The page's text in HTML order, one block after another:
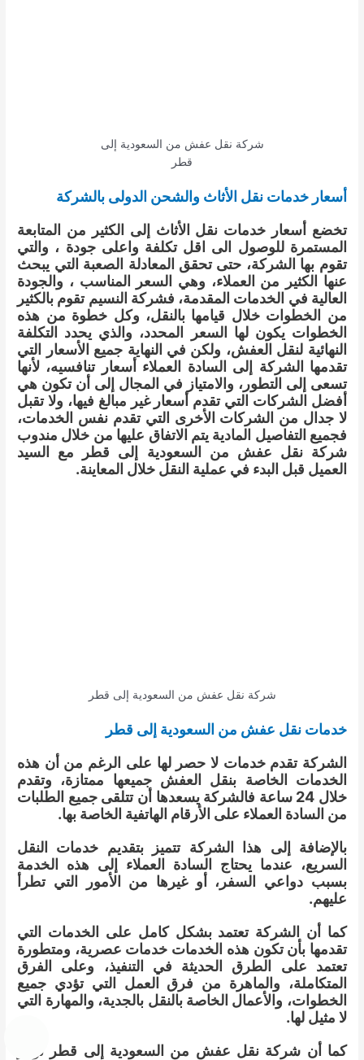
شركة نقل عفش من السعودية إلى
قطر
أسعار خدمات نقل الأثاث والشحن الدولى بالشركة
تخضع أسعار خدمات نقل الأثاث إلى الكثير من المتابعة
المستمرة للوصول الى اقل تكلفة واعلى جودة ، والتي
تقوم بها الشركة، حتى تحقق المعادلة الصعبة التي يبحث
عنها الكثير من العملاء، وهي السعر المناسب ، والجودة
العالية في الخدمات المقدمة، فشركة النسيم تقوم بالكثير
من الخطوات خلال قيامها بالنقل، وكل خطوة من هذه
الخطوات يكون لها السعر المحدد، والذي يحدد التكلفة
النهائية لنقل العفش، ولكن في النهاية جميع الأسعار التي
تقدمها الشركة إلى السادة العملاء أسعار تنافسيه، لأنها
تسعى إلى التطور، والامتياز في المجال إلى أن تكون هي
أفضل الشركات التي تقدم أسعار غير مبالغ فيها، ولا تقبل
لا جدال من الشركات الأخرى التي تقدم نفس الخدمات،
فجميع التفاصيل المادية يتم الاتفاق عليها من خلال مندوب
شركة نقل عفش من السعودية إلى قطر مع السيد
العميل قبل البدء في عملية النقل خلال المعاينة.
شركة نقل عفش من السعودية إلى قطر
خدمات نقل عفش من السعودية إلى قطر
الشركة تقدم خدمات لا حصر لها على الرغم من أن هذه
الخدمات الخاصة بنقل العفش جميعها ممتازة، وتقدم
خلال 24 ساعة فالشركة يسعدها أن تتلقى جميع الطلبات
من السادة العملاء على الأرقام الهاتفية الخاصة بها.
بالإضافة إلى هذا الشركة تتميز بتقديم خدمات النقل
السريع، عندما يحتاج السادة العملاء إلى هذه الخدمة
بسبب دواعي السفر، أو غيرها من الأمور التي تطرأ
عليهم.
كما أن الشركة تعتمد بشكل كامل على الخدمات التي
تقدمها بأن تكون هذه الخدمات خدمات عصرية، ومتطورة
تعتمد على الطرق الحديثة في التنفيذ، وعلى الفرق
المتكاملة، والماهرة من فرق العمل التي تؤدي جميع
الخطوات، والأعمال الخاصة بالنقل بالجدية، والمهارة التي
لا مثيل لها.
كما أن شركة نقل عفش من السعودية إلى قطر توفر